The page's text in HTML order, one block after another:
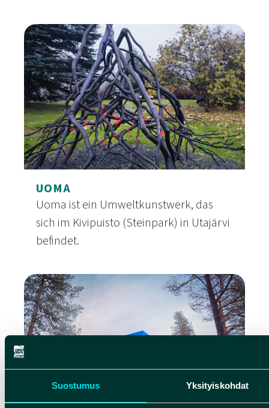
Suostumus Yksityiskohdat
Kierrot
UOMA
Uoma ist ein Umweltkunstwerk, das
sich im Kivipuisto (Steinpark) in Utajärvi
befindet.
Uoma